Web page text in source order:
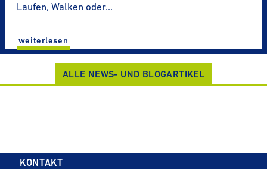
Laufen, Walken oder…
wei­ter­le­sen
ALLE NEWS- UND BLOG­AR­TI­KEL
KONTAKT